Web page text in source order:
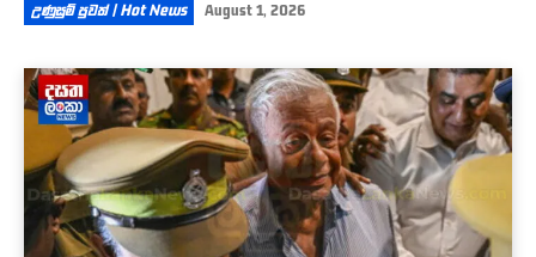
උණුසුම් පුවත් | Hot News August 1, 2026